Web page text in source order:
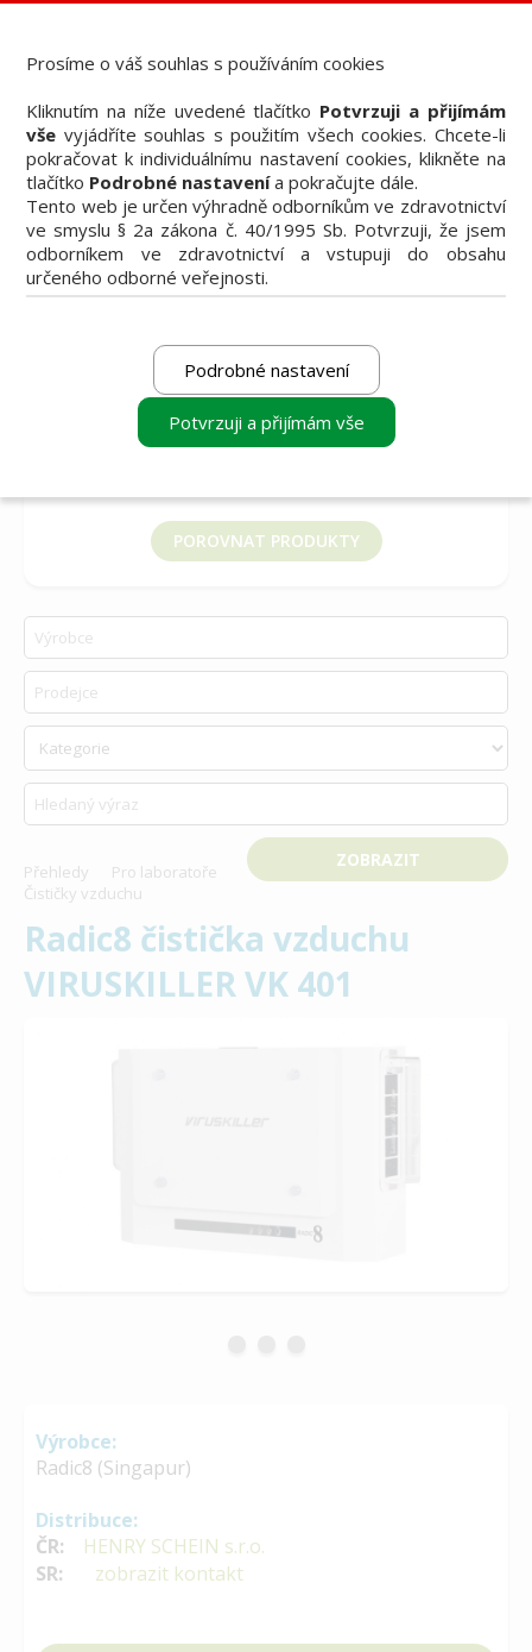
Knižní nabídka
Vzdělávací akce
Akční nabídky firem
Přehledy produktů
Inzerce
Předplatné / el. verze časopisů
k porovnání
vyberte produkt
k porovnání
k porovnání
POROVNAT PRODUKTY
Přehledy
Pro laboratoře
Čističky vzduchu
Radic8 čistička vzduchu
VIRUSKILLER VK 401
Výrobce:
Radic8 (Singapur)
Distribuce:
ČR:
HENRY SCHEIN s.r.o.
SR:
zobrazit kontakt
Prosíme o váš souhlas s používáním cookies
Kliknutím na níže uvedené tlačítko Potvrzuji a přijímám
vše vyjádříte souhlas s použitím všech cookies. Chcete-li
pokračovat k individuálnímu nastavení cookies, klikněte na
tlačítko Podrobné nastavenía pokračujte dále.
Tento web je určen výhradně odborníkům ve zdravotnictví
ve smyslu § 2a zákona č. 40/1995 Sb. Potvrzuji, že jsem
odborníkem ve zdravotnictví a vstupuji do obsahu
určeného odborné veřejnosti.
Podrobné nastavení
Potvrzuji a přijímám vše